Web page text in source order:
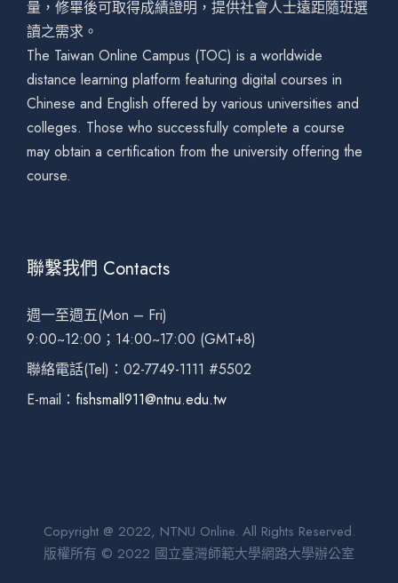
量，修畢後可取得成績證明，提供社會人士遠距隨班選
讀之需求。
The Taiwan Online Campus (TOC) is a worldwide
distance learning platform featuring digital courses in
Chinese and English offered by various universities and
colleges. Those who successfully complete a course
may obtain a certification from the university offering the
course.
聯繫我們 Contacts
週一至週五(Mon – Fri)
9:00~12:00；14:00~17:00 (GMT+8)
聯絡電話(Tel)：02-7749-1111 #5502
E-mail： fishsmall911@ntnu.edu.tw
Copyright @ 2022, NTNU Online. All Rights Reserved.
版權所有 © 2022 國立臺灣師範大學網路大學辦公室